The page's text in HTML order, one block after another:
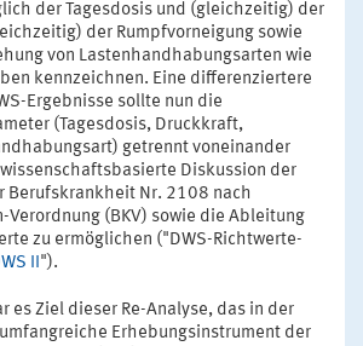
der Tagesdosis und (gleichzeitig) der
der Rumpfvorneigung sowie
von Lastenhandhabungsarten wie
kennzeichnen. Eine differenziertere
Ergebnisse sollte nun die
(Tagesdosis, Druckkraft,
getrennt voneinander
Diskussion der
Berufskrankheit Nr. 2108 nach
(BKV) sowie die Ableitung
zu ermöglichen ("DWS-Richtwerte-
II").
es Ziel dieser Re-Analyse, das in der
Erhebungsinstrument der